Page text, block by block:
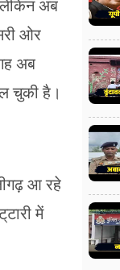
लेकिन अब
ओर
अब
चुकी है।
आ रहे
में